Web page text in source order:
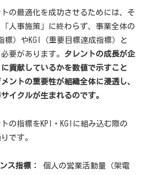
の最適化を成功させるためには、そ
人事施策」に終わらず、事業全体の
標）やKGI（重要目標達成指標）と
要があります。
タレントの成長が企
貢献しているかを数値で示すこと
ントの重要性が組織全体に浸透し、
イクルが生まれるのです。
の指標をKPI・KGIに組み込む際の
です。
ス指標：
個人の営業活動量（架電